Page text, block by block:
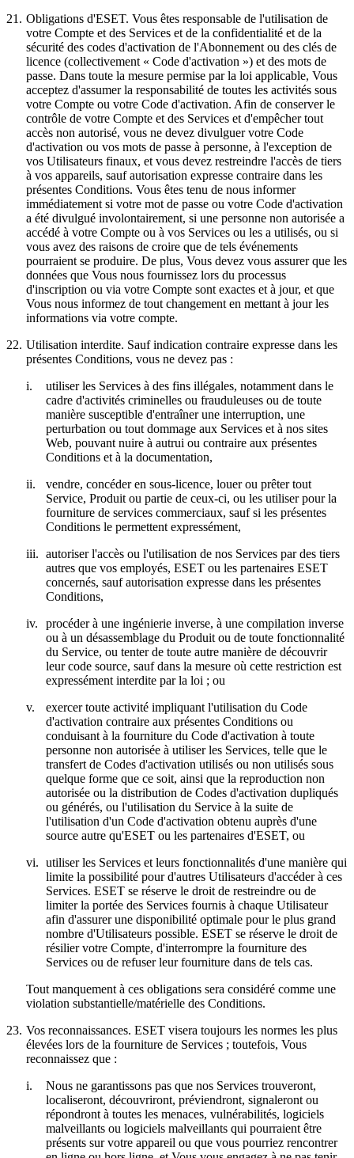
21. Obligations d'ESET. Vous êtes responsable de l'utilisation de
votre Compte et des Services et de la confidentialité et de la
sécurité des codes d'activation de l'Abonnement ou des clés de
licence (collectivement « Code d'activation ») et des mots de
passe. Dans toute la mesure permise par la loi applicable, Vous
acceptez d'assumer la responsabilité de toutes les activités sous
votre Compte ou votre Code d'activation. Afin de conserver le
contrôle de votre Compte et des Services et d'empêcher tout
accès non autorisé, vous ne devez divulguer votre Code
d'activation ou vos mots de passe à personne, à l'exception de
vos Utilisateurs finaux, et vous devez restreindre l'accès de tiers
à vos appareils, sauf autorisation expresse contraire dans les
présentes Conditions. Vous êtes tenu de nous informer
immédiatement si votre mot de passe ou votre Code d'activation
a été divulgué involontairement, si une personne non autorisée a
accédé à votre Compte ou à vos Services ou les a utilisés, ou si
vous avez des raisons de croire que de tels événements
pourraient se produire. De plus, Vous devez vous assurer que les
données que Vous nous fournissez lors du processus
d'inscription ou via votre Compte sont exactes et à jour, et que
Vous nous informez de tout changement en mettant à jour les
informations via votre compte.
22. Utilisation interdite. Sauf indication contraire expresse dans les
présentes Conditions, vous ne devez pas :
i.
utiliser les Services à des fins illégales, notamment dans le
cadre d'activités criminelles ou frauduleuses ou de toute
manière susceptible d'entraîner une interruption, une
perturbation ou tout dommage aux Services et à nos sites
Web, pouvant nuire à autrui ou contraire aux présentes
Conditions et à la documentation,
ii.
vendre, concéder en sous-licence, louer ou prêter tout
Service, Produit ou partie de ceux-ci, ou les utiliser pour la
fourniture de services commerciaux, sauf si les présentes
Conditions le permettent expressément,
iii. autoriser l'accès ou l'utilisation de nos Services par des tiers
autres que vos employés, ESET ou les partenaires ESET
concernés, sauf autorisation expresse dans les présentes
Conditions,
iv.
procéder à une ingénierie inverse, à une compilation inverse
ou à un désassemblage du Produit ou de toute fonctionnalité
du Service, ou tenter de toute autre manière de découvrir
leur code source, sauf dans la mesure où cette restriction est
expressément interdite par la loi ; ou
v.
exercer toute activité impliquant l'utilisation du Code
d'activation contraire aux présentes Conditions ou
conduisant à la fourniture du Code d'activation à toute
personne non autorisée à utiliser les Services, telle que le
transfert de Codes d'activation utilisés ou non utilisés sous
quelque forme que ce soit, ainsi que la reproduction non
autorisée ou la distribution de Codes d'activation dupliqués
ou générés, ou l'utilisation du Service à la suite de
l'utilisation d'un Code d'activation obtenu auprès d'une
source autre qu'ESET ou les partenaires d'ESET, ou
vi. utiliser les Services et leurs fonctionnalités d'une manière qui
limite la possibilité pour d'autres Utilisateurs d'accéder à ces
Services. ESET se réserve le droit de restreindre ou de
limiter la portée des Services fournis à chaque Utilisateur
afin d'assurer une disponibilité optimale pour le plus grand
nombre d'Utilisateurs possible. ESET se réserve le droit de
résilier votre Compte, d'interrompre la fourniture des
Services ou de refuser leur fourniture dans de tels cas.
Tout manquement à ces obligations sera considéré comme une
violation substantielle/matérielle des Conditions.
23. Vos reconnaissances. ESET visera toujours les normes les plus
élevées lors de la fourniture de Services ; toutefois, Vous
reconnaissez que :
i.
Nous ne garantissons pas que nos Services trouveront,
localiseront, découvriront, préviendront, signaleront ou
répondront à toutes les menaces, vulnérabilités, logiciels
malveillants ou logiciels malveillants qui pourraient être
présents sur votre appareil ou que vous pourriez rencontrer